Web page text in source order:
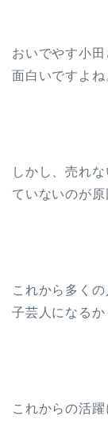
おいでやす小
面白いですよね
しかし、売れ
ていないのが原
これから多く
子芸人になるか
これからの活躍